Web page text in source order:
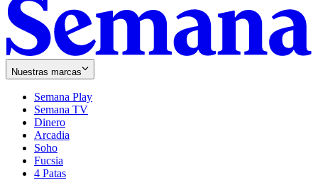
Nuestras marcas
Semana Play
Semana TV
Dinero
Arcadia
Soho
in
new
Fucsia
in
4 Patas